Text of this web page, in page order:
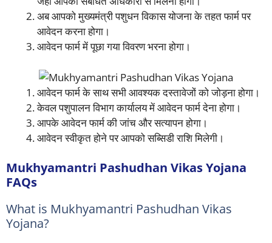
अब आपको मुख्यमंत्री पशुधन विकास योजना के तहत फार्म पर
आवेदन करना होगा।
आवेदन फार्म में पूछा गया विवरण भरना होगा।
आवेदन फार्म के साथ सभी आवश्यक दस्तावेजों को जोड़ना होगा।
केवल पशुपालन विभाग कार्यालय में आवेदन फार्म देना होगा।
आपके आवेदन फार्म की जांच और सत्यापन होगा।
आवेदन स्वीकृत होने पर आपको सब्सिडी राशि मिलेगी।
Mukhyamantri Pashudhan Vikas Yojana
FAQs
What is Mukhyamantri Pashudhan Vikas
Yojana?